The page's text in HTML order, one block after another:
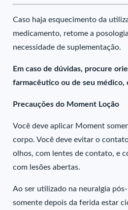
Caso haja esquecimento da
medicamento, retome a
necessidade de suplementação.
Em caso de dúvidas, procure
farmacêutico ou de seu médico,
Precauções do Moment Loção
Você deve aplicar Moment
corpo. Você deve evitar o
olhos, com lentes de contato, e
com lesões abertas.
Ao ser utilizado na neuralgia
somente depois da ferida estar